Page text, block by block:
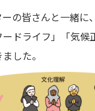
の皆さんと一緒
ドライフ」「気
した。